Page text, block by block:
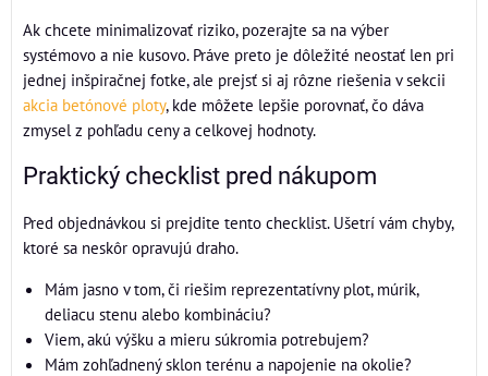
Ak chcete minimalizovať riziko, pozerajte sa na výber
systémovo a nie kusovo. Práve preto je dôležité neostať len pri
jednej inšpiračnej fotke, ale prejsť si aj rôzne riešenia v sekcii
akcia betónové ploty, kde môžete lepšie porovnať, čo dáva
zmysel z pohľadu ceny a celkovej hodnoty.
Praktický checklist pred nákupom
Pred objednávkou si prejdite tento checklist. Ušetrí vám chyby,
ktoré sa neskôr opravujú draho.
Mám jasno v tom, či riešim reprezentatívny plot, múrik,
deliacu stenu alebo kombináciu?
Viem, akú výšku a mieru súkromia potrebujem?
Mám zohľadnený sklon terénu a napojenie na okolie?